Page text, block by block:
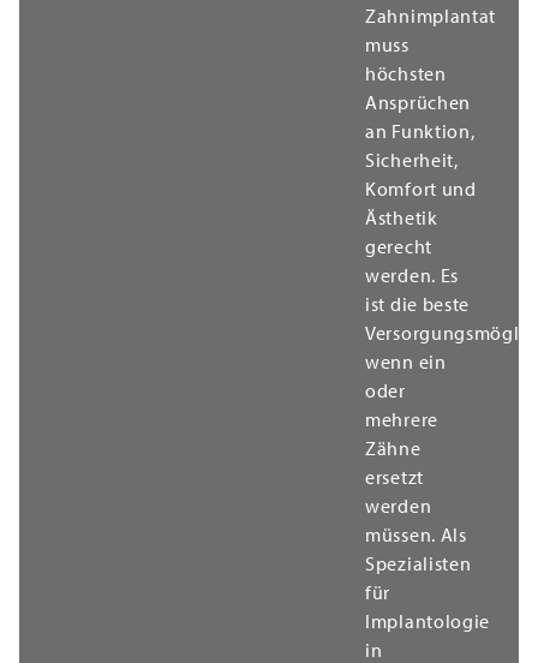
Zahnimplantat
muss
höchsten
Ansprüchen
an Funktion,
Sicherheit,
Komfort und
Ästhetik
gerecht
werden. Es
ist die beste
wenn ein
oder
mehrere
Zähne
ersetzt
werden
müssen. Als
Spezialisten
für
Implantologie
in